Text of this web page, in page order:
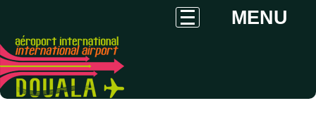
MENU